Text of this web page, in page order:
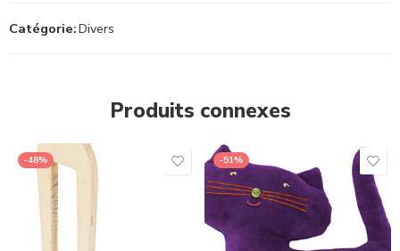
Catégorie:Divers
Produits connexes
-48% -51%